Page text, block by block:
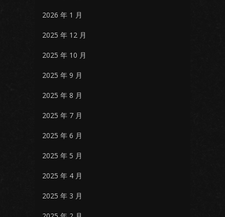
2026 年 1 月
2025 年 12 月
2025 年 10 月
2025 年 9 月
2025 年 8 月
2025 年 7 月
2025 年 6 月
2025 年 5 月
2025 年 4 月
2025 年 3 月